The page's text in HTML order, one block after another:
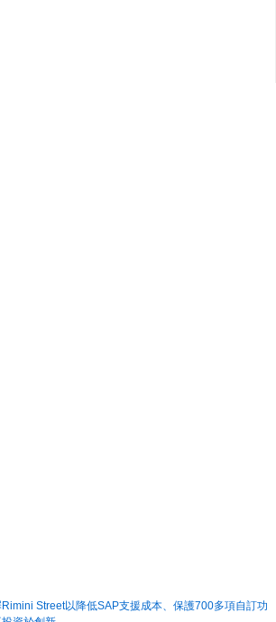
Street以降低SAP支援成本、保護700多項自訂功